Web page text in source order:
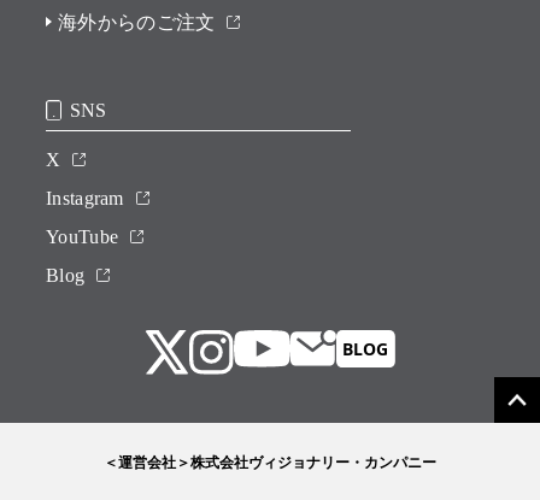
海外からのご注文
SNS
X
Instagram
YouTube
Blog
＜運営会社＞株式会社ヴィジョナリー・カンパニー